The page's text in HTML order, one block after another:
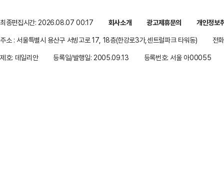
최종편집시간: 2026.08.07 00:17 회사소개 광고제휴문의
개인정보
주소 : 서울특별시 용산구 서빙고로 17, 18층(한강로3가,센트럴파크 타워동)
전
제호: 데일리안
등록일/발행일: 2005.09.13 등록번호: 서울 아00055